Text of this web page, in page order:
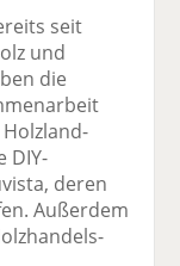
F
ac
e
b
o
o
k
te
il
tt
er
n
Li
n
k
e
di
te
il
e
E
l
v
se
n
d
seit
und
die
DIY-
deren
Außerdem